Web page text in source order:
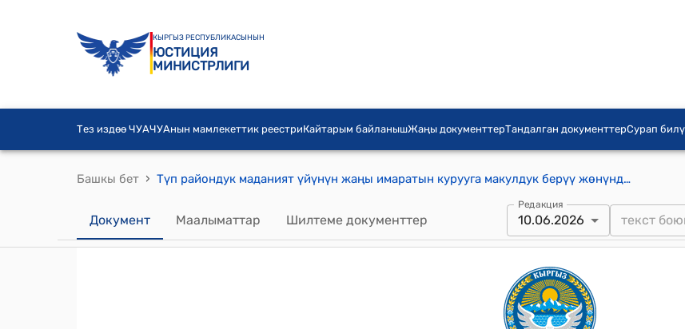
КЫРГЫЗ РЕСПУБЛИКАСЫНЫН
ЮСТИЦИЯ
МИНИСТРЛИГИ
Тез издөө ЧУАЧУАнын мамлекеттик реестриКайтарым байланышЖаңы документтерТандалган документтерСурап
Башкы бет › Түп райондук маданият үйүнүн жаңы имаратын курууга макулдук берүү жөнүндө токтому
Документ Маалыматтар Шилтеме документтер
Редакция
10.06.2026